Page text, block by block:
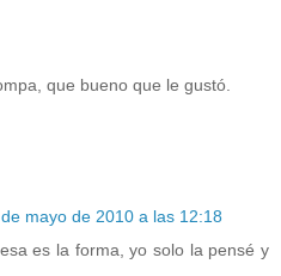
que bueno que le gustó.
mayo de 2010 a las 12:18
es la forma, yo solo la pensé y